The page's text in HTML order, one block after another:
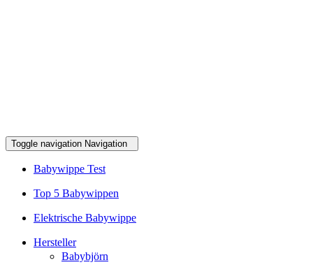
Toggle navigation Navigation
Babywippe Test
Top 5 Babywippen
Elektrische Babywippe
Hersteller
Babybjörn